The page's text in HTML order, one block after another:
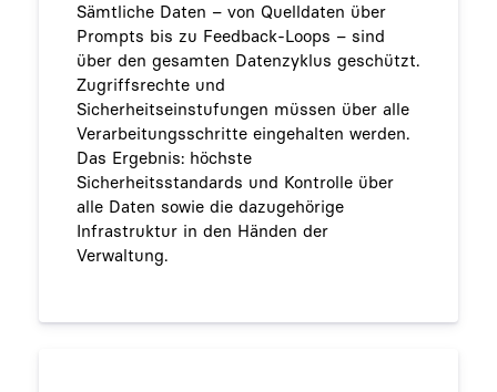
Sämtliche Daten – von Quelldaten über
Prompts bis zu Feedback-Loops – sind
über den gesamten Datenzyklus geschützt.
Zugriffsrechte und
Sicherheitseinstufungen müssen über alle
Verarbeitungsschritte eingehalten werden.
Das Ergebnis: höchste
Sicherheitsstandards und Kontrolle über
alle Daten sowie die dazugehörige
Infrastruktur in den Händen der
Verwaltung.